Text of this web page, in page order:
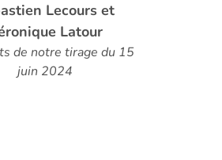
Lecours et
Latour
de notre tirage du 15
juin 2024